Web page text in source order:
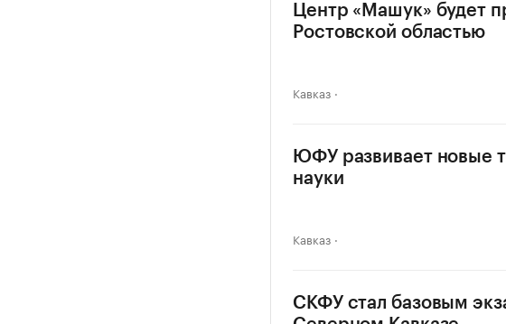
Центр «Машук» будет
Ростовской областью
Кавказ
ЮФУ развивает новые
науки
Кавказ
СКФУ стал базовым